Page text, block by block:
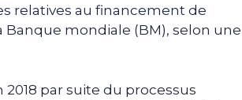
relatives au financement de
Banque mondiale (BM), selon une
par suite du processus